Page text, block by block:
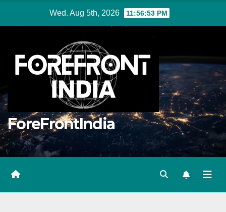
Wed. Aug 5th, 2026 11:56:54 PM
ForeFrontIndia